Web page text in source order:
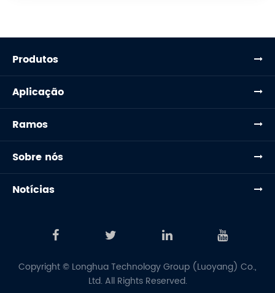
Produtos
Aplicação
Ramos
Sobre nós
Notícias
Copyright © Longhua Technology Group (Luoyang) Co.,
Ltd.All Rights Reserved.